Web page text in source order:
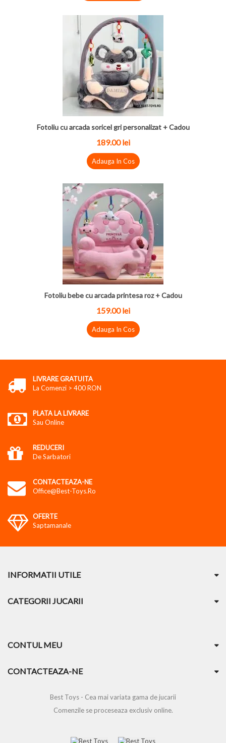
Fotoliu cu arcada soricel gri personalizat + Cadou
189.00 lei
Adauga In Cos
Fotoliu bebe cu arcada printesa roz + Cadou
159.00 lei
Adauga In Cos
LIVRARE GRATUITA
La Comenzi > 400 RON
PLATA LA LIVRARE
Sau Online
REDUCERI
De Sarbatori
CONTACTEAZA-NE
Office@best-Toys.ro
OFERTE
Saptamanale
INFORMATII UTILE
CATEGORII JUCARII
CONTUL MEU
CONTACTEAZA-NE
Best Toys - Cea mai variata gama de jucarii
Comenzile se proceseaza exclusiv online.